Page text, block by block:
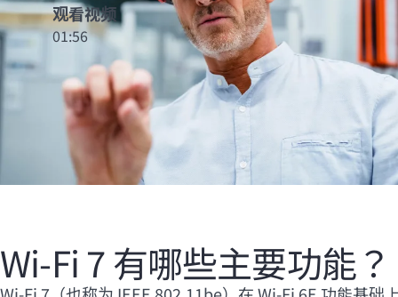
观看视频
01:56
Wi-Fi 7 有哪些主要功能？